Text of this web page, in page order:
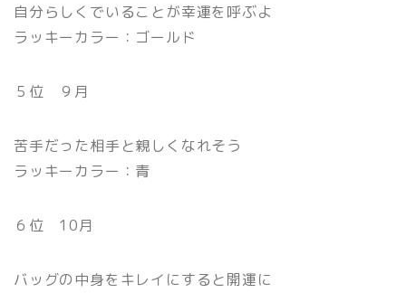
自分らしくでいることが幸運を呼ぶよ
ラッキーカラー：ゴールド
５位 ９月
苦手だった相手と親しくなれそう
ラッキーカラー：青
６位 10月
バッグの中身をキレイにすると開運に